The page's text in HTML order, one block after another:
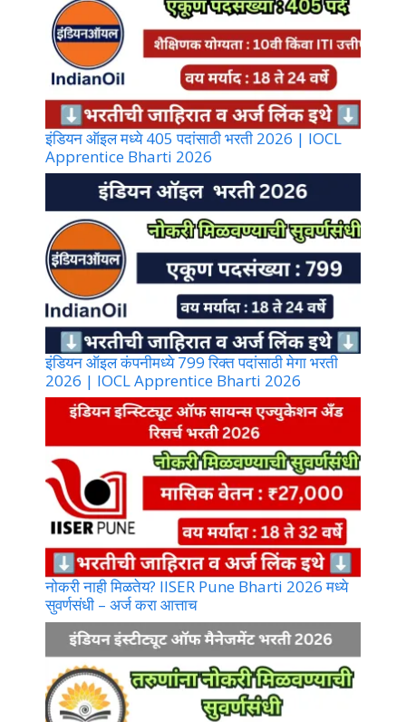
इंडियन ऑइल मध्ये 405 पदांसाठी भरती 2026 | IOCL
Apprentice Bharti 2026
इंडियन ऑइल कंपनीमध्ये 799 रिक्त पदांसाठी मेगा भरती
2026 | IOCL Apprentice Bharti 2026
नोकरी नाही मिळतेय? IISER Pune Bharti 2026 मध्ये
सुवर्णसंधी – अर्ज करा आत्ताच